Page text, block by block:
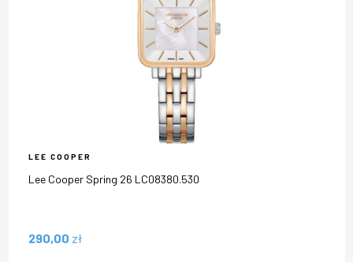
LEE COOPER
Lee Cooper Spring 26 LC08380.530
290,00 zł